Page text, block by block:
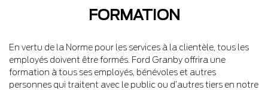
FORMATION
En vertu de la Norme pour les services à la clientèle, tous les
employés doivent être formés. Ford Granby offrira une
formation à tous ses employés, bénévoles et autres
personnes qui traitent avec le public ou d’autres tiers en notre